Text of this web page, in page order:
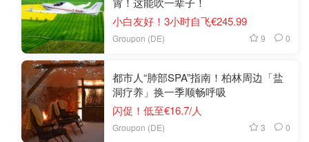
小白友好！3小时自飞€245.99
Groupon (DE) 9 0
都市人“肺部SPA”指南！柏林周边「盐
洞疗养」换一季顺畅呼吸
闪促！低至€16.7/人
Groupon (DE) 3 0